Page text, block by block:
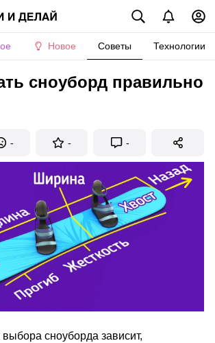
Новое Советы Технологии
сноуборд правильно
- - -
сноуборда зависит,